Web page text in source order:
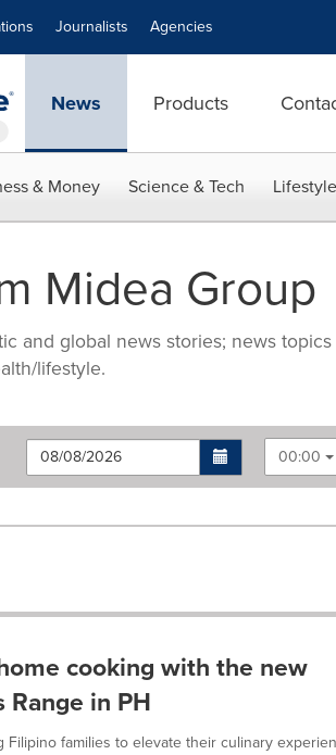
Journalists Agencies
News Products
& Money Science & Tech
Midea Group
and global news stories; news
lifestyle.
00:00
cooking with the new
Range in PH
Filipino families to elevate their culinary